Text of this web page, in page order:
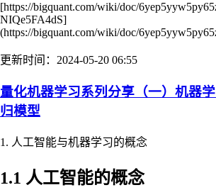
[https://bigquant.com/wiki/doc/
NIQe5FA4dS]
(https://bigquant.com/wiki/doc/
更新时间：2024-05-20 06:55
量化机器学习系列分享（一）机器
归模型
1. 人工智能与机器学习的概念
1.1 人工智能的概念